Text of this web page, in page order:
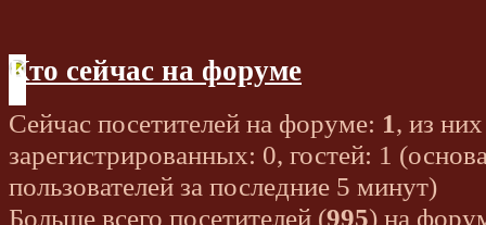
Кто сейчас на форуме
Сейчас посетителей на форуме: 1, из них
зарегистрированных: 0, гостей: 1
пользователей за последние 5 минут)
Больше всего посетителей (995) на